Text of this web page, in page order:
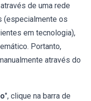
de uma rede
(especialmente os
em tecnologia),
Portanto,
através do
", clique na barra de